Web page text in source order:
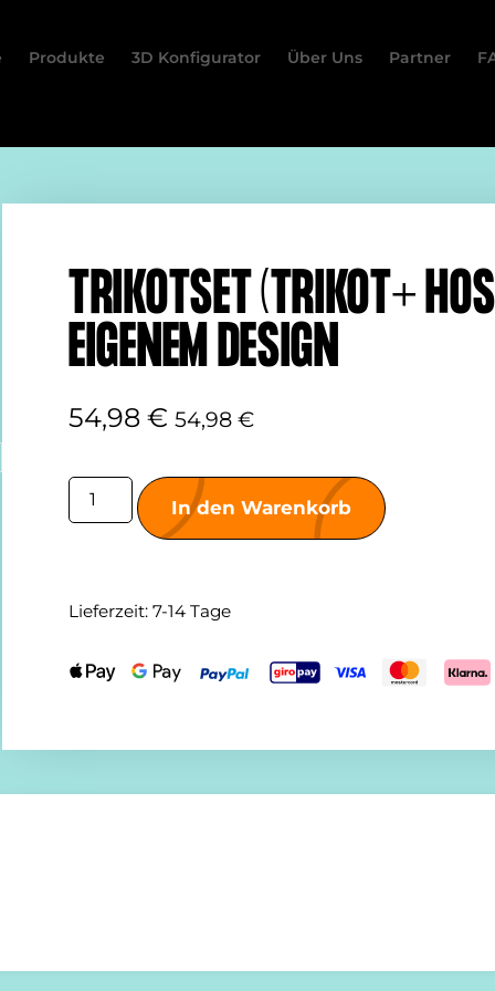
Produkte 3D Konfigurator Über Uns Partner
TRIKOTSET (TRIKOT+
EIGENEM DESIGN
54,98 € 54,98 €
In den Warenkorb
Lieferzeit: 7-14 Tage